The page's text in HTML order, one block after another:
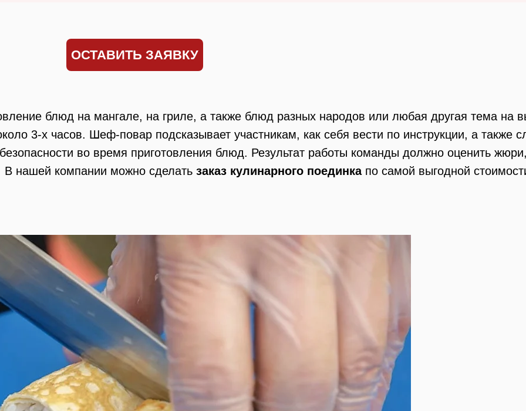
блюд на мангале, на гриле, а также блюд разных народов или любая другая тема на
3-х часов. Шеф-повар подсказывает участникам, как себя вести по инструкции, а также
во время приготовления блюд. Результат работы команды должно оценить
В нашей компании можно сделать заказ кулинарного поединкапо самой выгодной
ОСТАВИТЬ ЗАЯВКУ